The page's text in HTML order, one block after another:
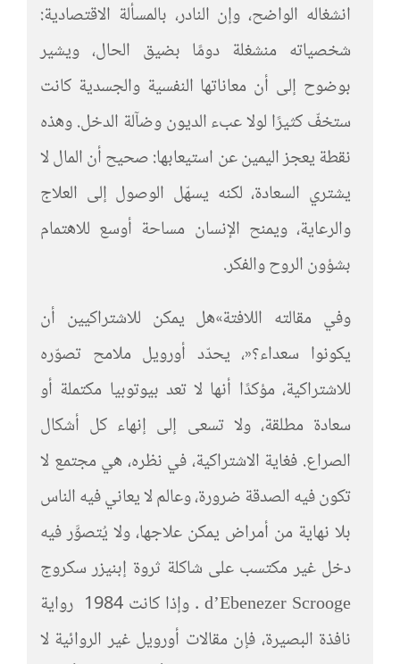
انشغاله الواضح، وإن النادر، بالمسألة الاقتصادية:
شخصياته منشغلة دومًا بضيق الحال، ويشير
بوضوح إلى أن معاناتها النفسية والجسدية كانت
ستخفّ كثيرًا لولا عبء الديون وضآلة الدخل. وهذه
نقطة يعجز اليمين عن استيعابها: صحيح أن المال لا
يشتري السعادة، لكنه يسهّل الوصول إلى العلاج
والرعاية، ويمنح الإنسان مساحة أوسع للاهتمام
بشؤون الروح والفكر.
وفي مقالته اللافتة»هل يمكن للاشتراكيين أن
يكونوا سعداء؟«، يحدّد أورويل ملامح تصوّره
للاشتراكية، مؤكدًا أنها لا تعد بيوتوبيا مكتملة أو
سعادة مطلقة، ولا تسعى إلى إنهاء كل أشكال
الصراع. فغاية الاشتراكية، في نظره، هي مجتمع لا
تكون فيه الصدقة ضرورة، وعالم لا يعاني فيه الناس
بلا نهاية من أمراض يمكن علاجها، ولا يُتصوَّر فيه
دخل غير مكتسب على شاكلة ثروة إبنيزر سكروج
d’Ebenezer Scrooge . وإذا كانت 1984 رواية
نافذة البصيرة، فإن مقالات أورويل غير الروائية لا